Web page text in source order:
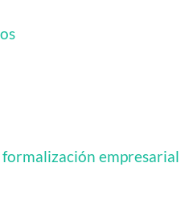
empresarial